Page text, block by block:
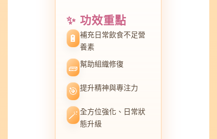
✨ 功效重點
🔋 補充日常飲食不足營
養素
🧱 幫助組織修復
🎯 提升精神與專注力
🪄 全方位強化、日常狀
態升級